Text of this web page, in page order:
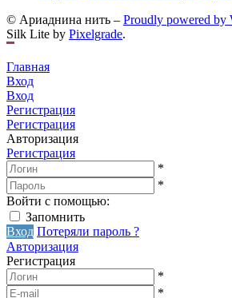
© Ариаднина нить – Proudly powered by
Silk Lite by Pixelgrade.
Главная
Вход
Вход
Регистрация
Регистрация
Авторизация
Регистрация
*
*
Войти с помощью:
Запомнить
Вход Потеряли пароль ?
Авторизация
Регистрация
*
*